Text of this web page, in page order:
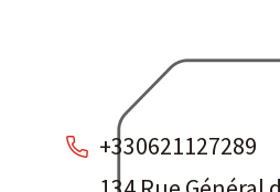
+330621127289